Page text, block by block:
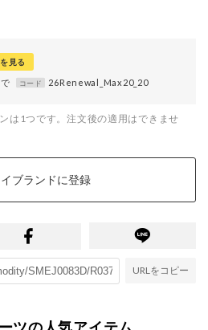
見る
コード 26Renewal_Max20_20
は1つです。注文後の適用はできませ
ブランドに登録
URLをコピー
ツの人気アイテム